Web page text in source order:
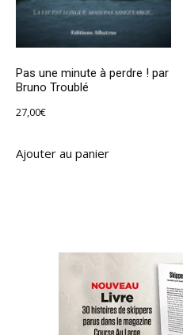
Pas une minute à perdre ! par
Bruno Troublé
27,00€
Ajouter au panier